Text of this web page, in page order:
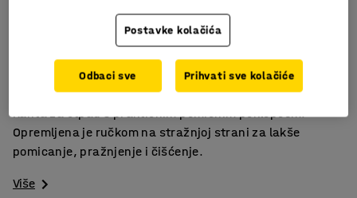
Pomičan poklopac
Ručke za lako korištenje
Mala težina
Kanta za otpad s praktičnim pomičnim poklopcem.
Opremljena je ručkom na stražnjoj strani za lakše
pomicanje, pražnjenje i čišćenje.
Više
Postavke kolačića
Odbaci sve Prihvati sve kolačiće